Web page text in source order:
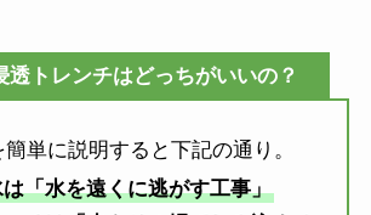
透トレンチはどっちがいいの？
単に説明すると下記の通り。
「水を遠くに逃がす工事」